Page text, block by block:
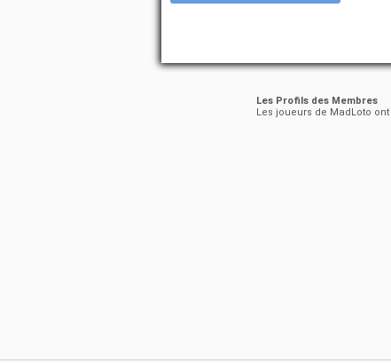
Les Profils des Membres
Les joueurs de MadLoto